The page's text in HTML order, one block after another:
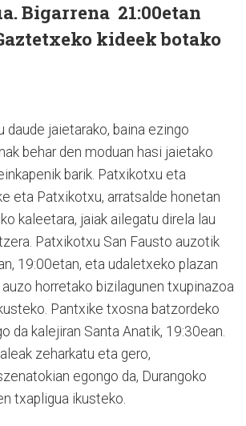
Bigarrena 21:00etan
kideek botako
daude jaietarako, baina ezingo
behar den moduan hasi jaietako
barik. Patxikotxu eta
eta Patxikotxu, arratsalde honetan
kaleetara, jaiak ailegatu direla lau
Patxikotxu San Fausto auzotik
19:00etan, eta udaletxeko plazan
auzo horretako bizilagunen txupinazoa
Pantxike txosna batzordeko
da kalejiran Santa Anatik, 19:30ean.
zeharkatu eta gero,
egongo da, Durangoko
txapligua ikusteko.